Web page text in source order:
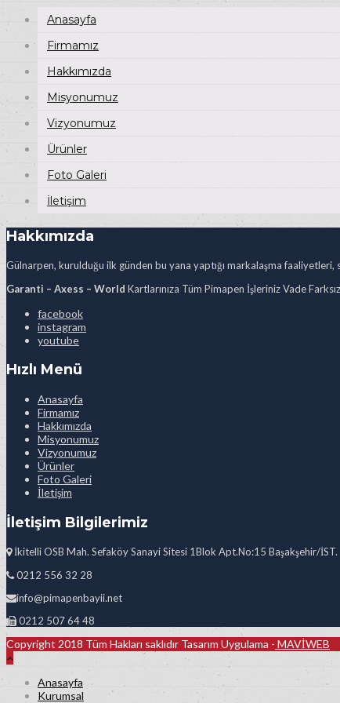
Anasayfa
Firmamız
Hakkımızda
Misyonumuz
Vizyonumuz
Ürünler
Foto Galeri
İletişim
Hakkımızda
Gülnarpen, kurulduğu ilk günden bu yana yaptığı markalaşma
Garanti – Axess – World Kartlarınıza Tüm Pimapen İşleriniz Vade
facebook
instagram
youtube
Hızlı Menü
Anasayfa
Firmamız
Hakkımızda
Misyonumuz
Vizyonumuz
Ürünler
Foto Galeri
İletişim
İletişim Bilgilerimiz
İkitelli OSB Mah. Sefaköy Sanayi Sitesi 1Blok Apt.No:15 Başakşehir/İST.
0212 556 32 28
info@pimapenbayii.net
0212 507 64 48
Copyright 2018 Tüm Hakları saklıdır Tasarım Uygulama - MAVİWEB
Anasayfa
Kurumsal